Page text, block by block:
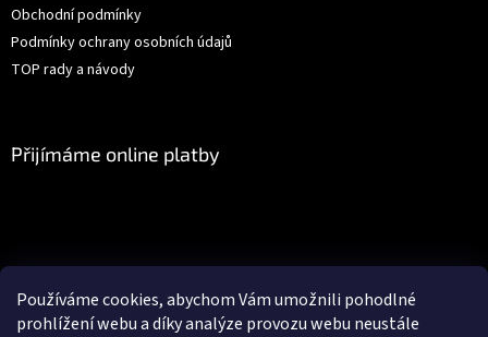
Používáme cookies, abychom Vám umožnili pohodlné
prohlížení webu a díky analýze provozu webu neustále
Obchodní podmínky
Podmínky ochrany osobních údajů
TOP rady a návody
Přijímáme online platby
Facebook